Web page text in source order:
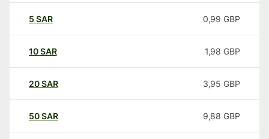
5 SAR 0,99 GBP
10SAR 1,98 GBP
20SAR 3,95 GBP
50SAR 9,88 GBP